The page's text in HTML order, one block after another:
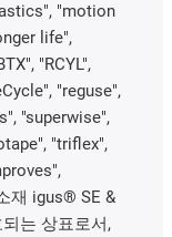
"motion
life",
"RCYL",
"reguse",
"superwise",
"triflex",
재 igus® SE &
는 상표로서,